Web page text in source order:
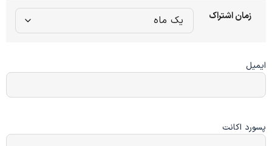
زمان اشتراک
ایمیل
پسورد اکانت